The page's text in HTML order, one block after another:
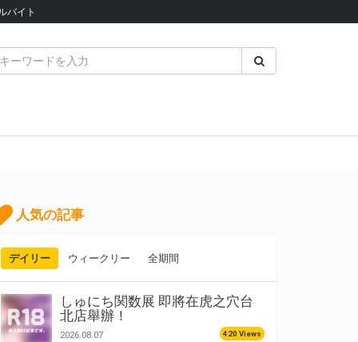
バイト
人気の記事
デイリー ウィークリー 全期間
しゅにち関数展 即將在虎之穴台
北店舉辦！
2026.08.07 420 Views